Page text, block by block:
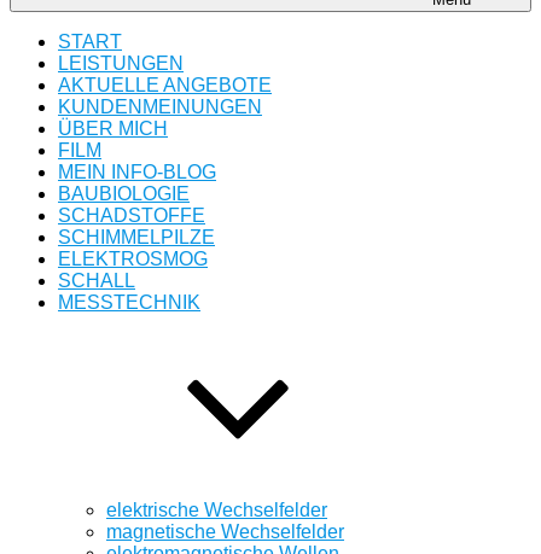
START
LEISTUNGEN
AKTUELLE ANGEBOTE
KUNDENMEINUNGEN
ÜBER MICH
FILM
MEIN INFO-BLOG
BAUBIOLOGIE
SCHADSTOFFE
SCHIMMELPILZE
ELEKTROSMOG
SCHALL
MESSTECHNIK
elektrische Wechselfelder
magnetische Wechselfelder